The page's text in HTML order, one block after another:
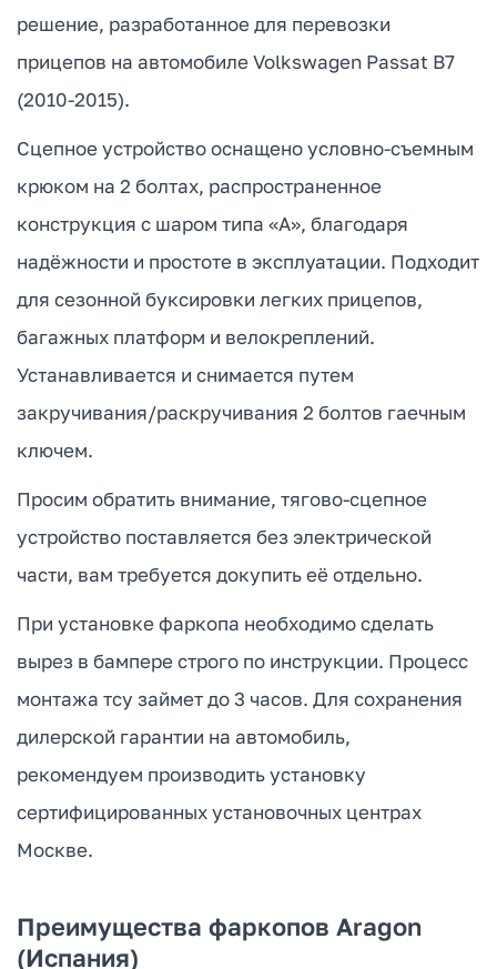
решение, разработанное для перевозки
прицепов на автомобиле Volkswagen Passat B7
(2010-2015).
Сцепное устройство оснащено условно-съемным
крюком на 2 болтах, распространенное
конструкция с шаром типа «А», благодаря
надёжности и простоте в эксплуатации. Подходит
для сезонной буксировки легких прицепов,
багажных платформ и велокреплений.
Устанавливается и снимается путем
закручивания/раскручивания 2 болтов гаечным
ключем.
Просим обратить внимание, тягово-сцепное
устройство поставляется без электрической
части, вам требуется докупить её отдельно.
При установке фаркопа необходимо сделать
вырез в бампере строго по инструкции. Процесс
монтажа тсу займет до 3 часов. Для сохранения
дилерской гарантии на автомобиль,
рекомендуем производить установку
сертифицированных установочных центрах
Москве.
Преимущества фаркопов Aragon
(Испания)